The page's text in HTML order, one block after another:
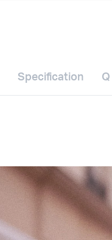
Specification Q